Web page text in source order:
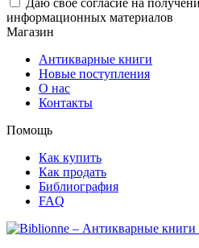
Даю свое согласие на
информационных материалов
Магазин
Антикварные книги
Новые поступления
О нас
Контакты
Помощь
Как купить
Как продать
Библиография
FAQ